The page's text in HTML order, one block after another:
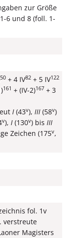
zur Größe
6 und 8 (foll. 1-
50 + 4 IV82 + 5 IV122
161 + (IV-2)167 + 3
I (43v), III (58v)
v), I (130v) bis III
Zeichen (175v,
fol. 1v
verstreute
Magisters